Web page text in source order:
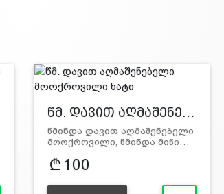
წმ. დავით აღმაშენე…
წმინდა დავით აღმაშენებელი
მოოქროვილი, წმინდა მიწი…
100